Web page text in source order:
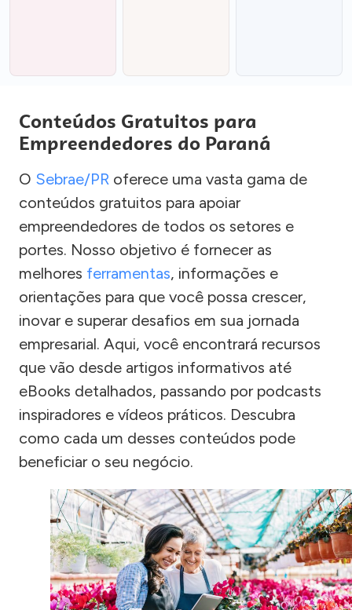
Conteúdos Gratuitos para
Empreendedores do Paraná
O Sebrae/PR oferece uma vasta gama de
conteúdos gratuitos para apoiar
empreendedores de todos os setores e
portes. Nosso objetivo é fornecer as
melhores ferramentas, informações e
orientações para que você possa crescer,
inovar e superar desafios em sua jornada
empresarial. Aqui, você encontrará recursos
que vão desde artigos informativos até
eBooks detalhados, passando por podcasts
inspiradores e vídeos práticos. Descubra
como cada um desses conteúdos pode
beneficiar o seu negócio.